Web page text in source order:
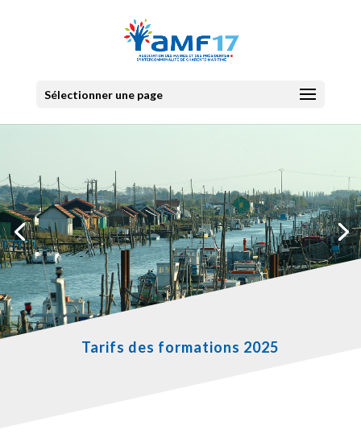
Sélectionner une page
Tarifs des formations 2025